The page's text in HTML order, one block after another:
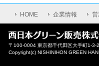
HOME 企業情報 営
〒100-0004 東京都千代田区大手町1-
Copyright(c) NISHINIHON GREEN